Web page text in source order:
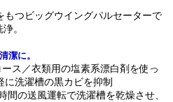
つビッグウイングパルセーターで
。
潔に。
ス／衣類用の塩素系漂白剤を使っ
に洗濯槽の黒カビを抑制
の送風運転で洗濯槽を乾燥させ、